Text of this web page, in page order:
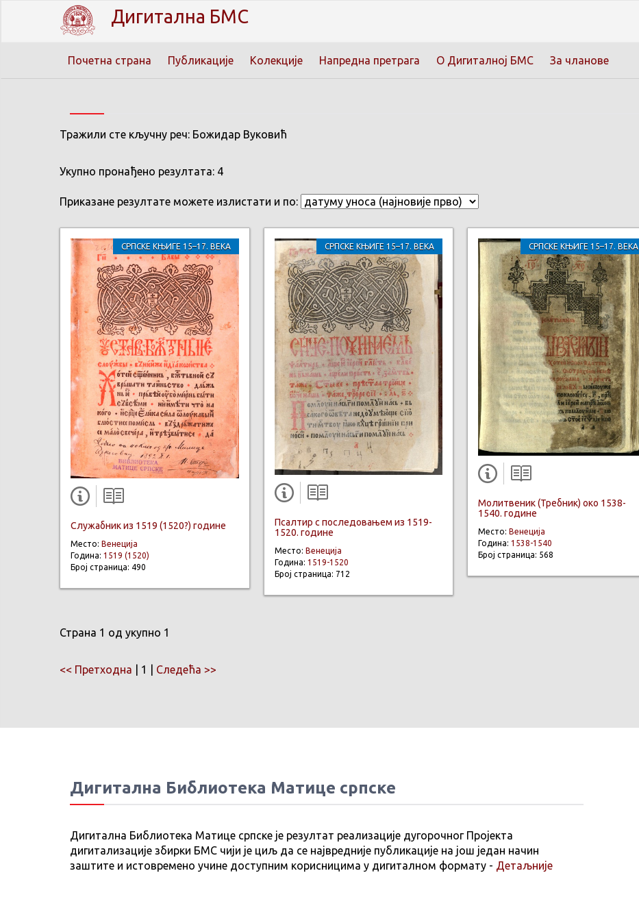
Дигитална БМС
Почетна страна Публикације Колекције Напредна претрага О Дигиталној БМС За чланове
Тражили сте кључну реч: Божидар Вуковић
Укупно пронађено резултата: 4
Приказане резултате можете излистати и по:
СРПСКЕ КЊИГЕ 15–17. ВЕКА
Служабник из 1519 (1520?) године
Место: Венеција
Година: 1519 (1520)
Број страница: 490
СРПСКЕ КЊИГЕ 15–17. ВЕКА
Псалтир с последовањем из 1519-
1520. године
Место: Венеција
Година: 1519-1520
Број страница: 712
СРПСКЕ КЊИГЕ 15–17. ВЕКА
Молитвеник (Требник) око 1538-
1540. године
Место: Венеција
Година: 1538-1540
Број страница: 568
Страна 1 од укупно 1
<< Претходна | 1 | Следећа >>
Дигитална Библиотека Матице српске
Дигитална Библиотека Матице српске је резултат реализације дугорочног Пројекта
дигитализације збирки БМС чији је циљ да се највредније публикације на још један начин
заштите и истовремено учине доступним корисницима у дигиталном формату - Детаљније